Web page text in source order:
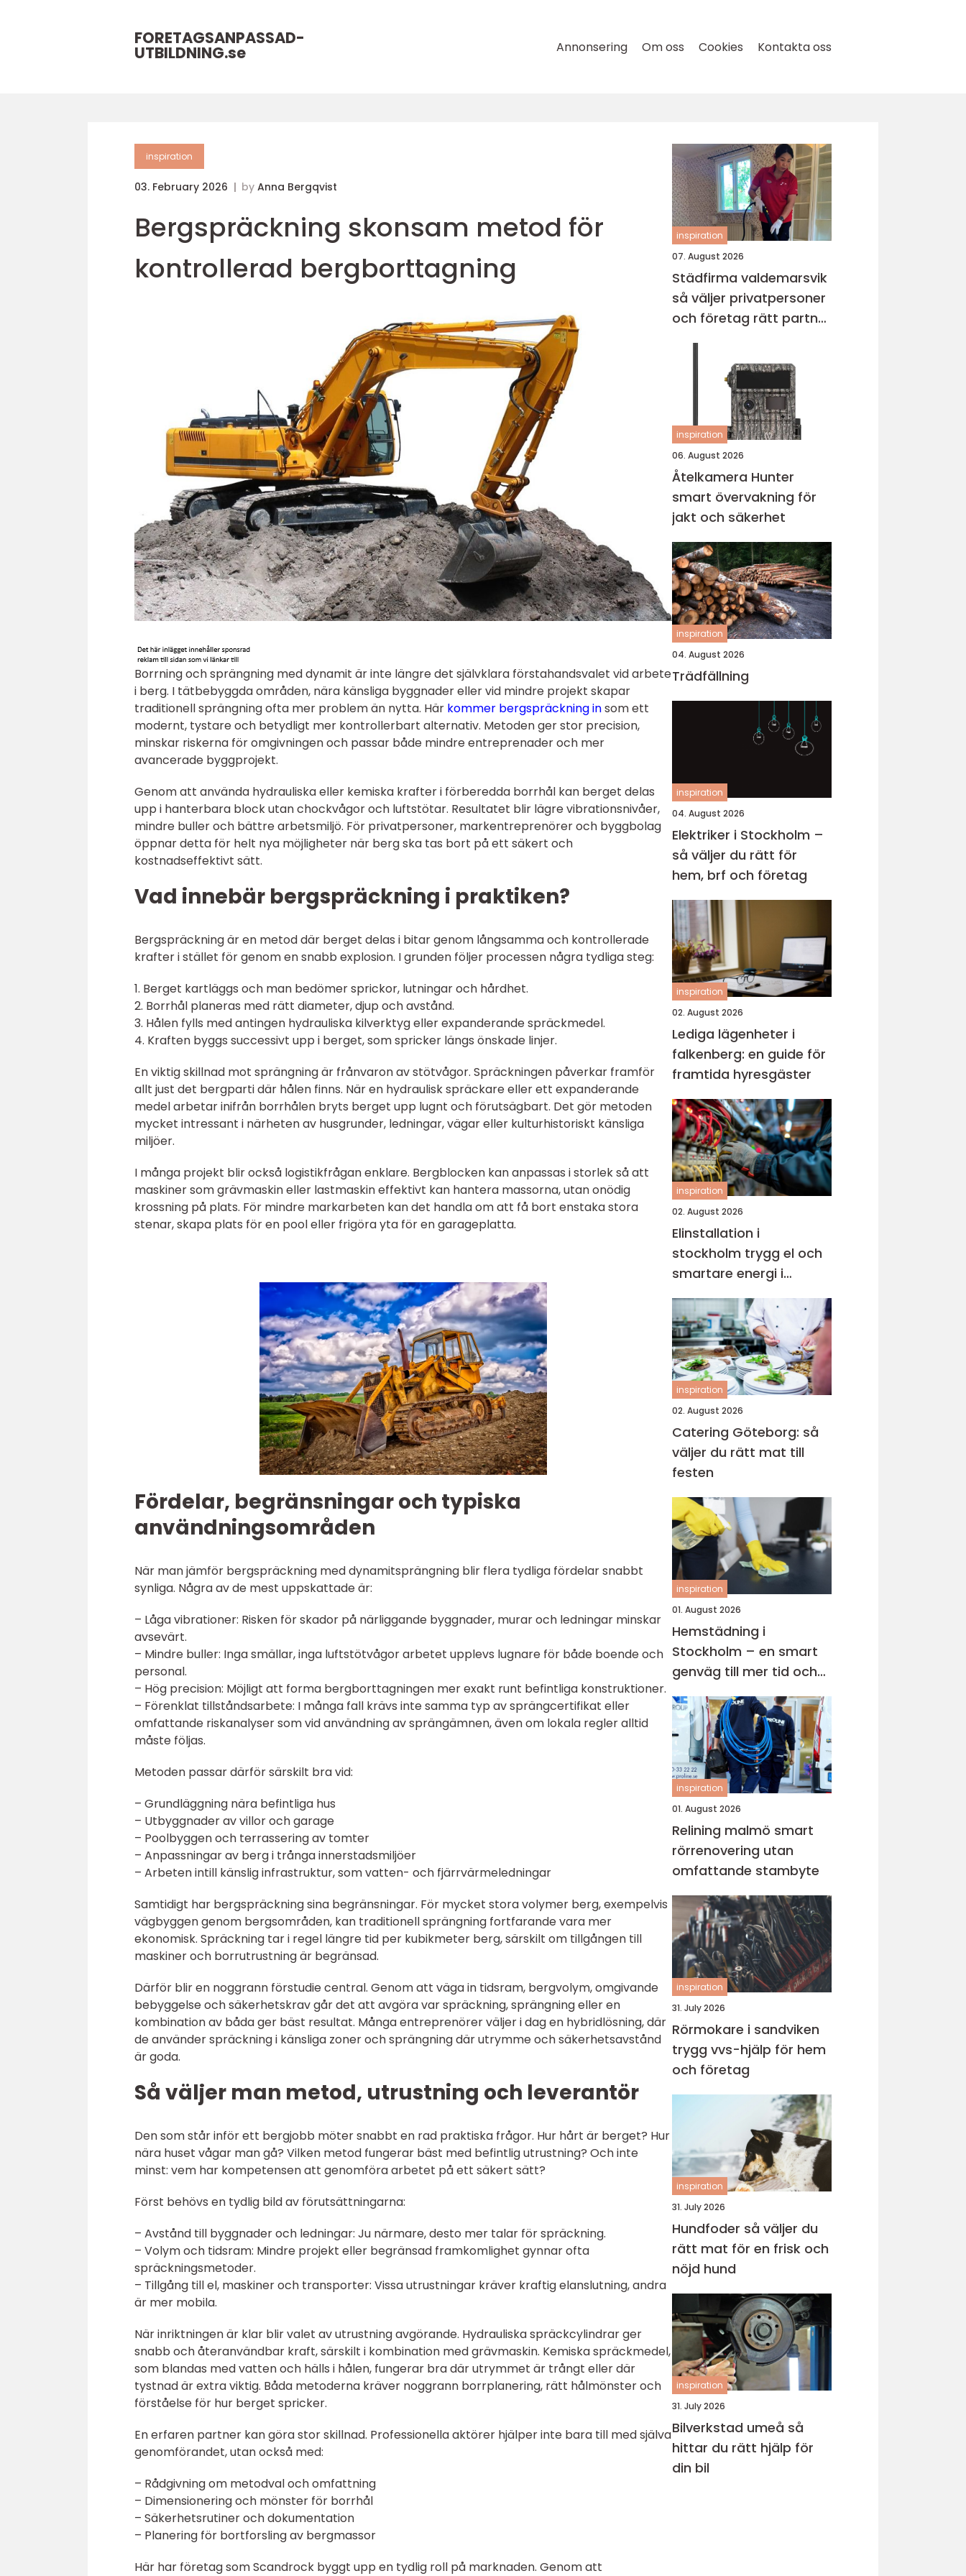
FORETAGSANPASSAD-
UTBILDNING.se Annonsering Om oss Cookies Kontakta oss
inspiration
03. February 2026 by Anna Bergqvist
Bergspräckning skonsam metod för
kontrollerad bergborttagning
Borrning och sprängning med dynamit är inte längre det självklara förstahandsvalet vid arbete
i berg. I tätbebyggda områden, nära känsliga byggnader eller vid mindre projekt skapar
traditionell sprängning ofta mer problem än nytta. Här kommer bergspräckning insom ett
modernt, tystare och betydligt mer kontrollerbart alternativ. Metoden ger stor precision,
minskar riskerna för omgivningen och passar både mindre entreprenader och mer
avancerade byggprojekt.
Genom att använda hydrauliska eller kemiska krafter i förberedda borrhål kan berget delas
upp i hanterbara block utan chockvågor och luftstötar. Resultatet blir lägre vibrationsnivåer,
mindre buller och bättre arbetsmiljö. För privatpersoner, markentreprenörer och byggbolag
öppnar detta för helt nya möjligheter när berg ska tas bort på ett säkert och
kostnadseffektivt sätt.
Vad innebär bergspräckning i praktiken?
Bergspräckning är en metod där berget delas i bitar genom långsamma och kontrollerade
krafter i stället för genom en snabb explosion. I grunden följer processen några tydliga steg:
1. Berget kartläggs och man bedömer sprickor, lutningar och hårdhet.
2. Borrhål planeras med rätt diameter, djup och avstånd.
3. Hålen fylls med antingen hydrauliska kilverktyg eller expanderande spräckmedel.
4. Kraften byggs successivt upp i berget, som spricker längs önskade linjer.
En viktig skillnad mot sprängning är frånvaron av stötvågor. Spräckningen påverkar framför
allt just det bergparti där hålen finns. När en hydraulisk spräckare eller ett expanderande
medel arbetar inifrån borrhålen bryts berget upp lugnt och förutsägbart. Det gör metoden
mycket intressant i närheten av husgrunder, ledningar, vägar eller kulturhistoriskt känsliga
miljöer.
I många projekt blir också logistikfrågan enklare. Bergblocken kan anpassas i storlek så att
maskiner som grävmaskin eller lastmaskin effektivt kan hantera massorna, utan onödig
krossning på plats. För mindre markarbeten kan det handla om att få bort enstaka stora
stenar, skapa plats för en pool eller frigöra yta för en garageplatta.
Fördelar, begränsningar och typiska
användningsområden
När man jämför bergspräckning med dynamitsprängning blir flera tydliga fördelar snabbt
synliga. Några av de mest uppskattade är:
– Låga vibrationer: Risken för skador på närliggande byggnader, murar och ledningar minskar
avsevärt.
– Mindre buller: Inga smällar, inga luftstötvågor arbetet upplevs lugnare för både boende och
personal.
– Hög precision: Möjligt att forma bergborttagningen mer exakt runt befintliga konstruktioner.
– Förenklat tillståndsarbete: I många fall krävs inte samma typ av sprängcertifikat eller
omfattande riskanalyser som vid användning av sprängämnen, även om lokala regler alltid
måste följas.
Metoden passar därför särskilt bra vid:
– Grundläggning nära befintliga hus
– Utbyggnader av villor och garage
– Poolbyggen och terrassering av tomter
– Anpassningar av berg i trånga innerstadsmiljöer
– Arbeten intill känslig infrastruktur, som vatten- och fjärrvärmeledningar
Samtidigt har bergspräckning sina begränsningar. För mycket stora volymer berg, exempelvis
vägbyggen genom bergsområden, kan traditionell sprängning fortfarande vara mer
ekonomisk. Spräckning tar i regel längre tid per kubikmeter berg, särskilt om tillgången till
maskiner och borrutrustning är begränsad.
Därför blir en noggrann förstudie central. Genom att väga in tidsram, bergvolym, omgivande
bebyggelse och säkerhetskrav går det att avgöra var spräckning, sprängning eller en
kombination av båda ger bäst resultat. Många entreprenörer väljer i dag en hybridlösning, där
de använder spräckning i känsliga zoner och sprängning där utrymme och säkerhetsavstånd
är goda.
Så väljer man metod, utrustning och leverantör
Den som står inför ett bergjobb möter snabbt en rad praktiska frågor. Hur hårt är berget? Hur
nära huset vågar man gå? Vilken metod fungerar bäst med befintlig utrustning? Och inte
minst: vem har kompetensen att genomföra arbetet på ett säkert sätt?
Först behövs en tydlig bild av förutsättningarna:
– Avstånd till byggnader och ledningar: Ju närmare, desto mer talar för spräckning.
– Volym och tidsram: Mindre projekt eller begränsad framkomlighet gynnar ofta
spräckningsmetoder.
– Tillgång till el, maskiner och transporter: Vissa utrustningar kräver kraftig elanslutning, andra
är mer mobila.
När inriktningen är klar blir valet av utrustning avgörande. Hydrauliska spräckcylindrar ger
snabb och återanvändbar kraft, särskilt i kombination med grävmaskin. Kemiska spräckmedel,
som blandas med vatten och hälls i hålen, fungerar bra där utrymmet är trångt eller där
tystnad är extra viktig. Båda metoderna kräver noggrann borrplanering, rätt hålmönster och
förståelse för hur berget spricker.
En erfaren partner kan göra stor skillnad. Professionella aktörer hjälper inte bara till med själva
genomförandet, utan också med:
– Rådgivning om metodval och omfattning
– Dimensionering och mönster för borrhål
– Säkerhetsrutiner och dokumentation
– Planering för bortforsling av bergmassor
Här har företag som Scandrock byggt upp en tydlig roll på marknaden. Genom att
inspiration
07. August 2026
Städfirma valdemarsvik
så väljer privatpersoner
och företag rätt partner
för städningen
inspiration
06. August 2026
Åtelkamera Hunter
smart övervakning för
jakt och säkerhet
inspiration
04. August 2026
Trädfällning
inspiration
04. August 2026
Elektriker i Stockholm –
så väljer du rätt för
hem, brf och företag
inspiration
02. August 2026
Lediga lägenheter i
falkenberg: en guide för
framtida hyresgäster
inspiration
02. August 2026
Elinstallation i
stockholm trygg el och
smartare energi i
vardagen
inspiration
02. August 2026
Catering Göteborg: så
väljer du rätt mat till
festen
inspiration
01. August 2026
Hemstädning i
Stockholm – en smart
genväg till mer tid och
lugn i vardagen
inspiration
01. August 2026
Relining malmö smart
rörrenovering utan
omfattande stambyte
inspiration
31. July 2026
Rörmokare i sandviken
trygg vvs-hjälp för hem
och företag
inspiration
31. July 2026
Hundfoder så väljer du
rätt mat för en frisk och
nöjd hund
inspiration
31. July 2026
Bilverkstad umeå så
hittar du rätt hjälp för
din bil